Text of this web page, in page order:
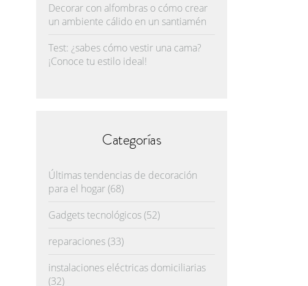
Decorar con alfombras o cómo crear
un ambiente cálido en un santiamén
Test: ¿sabes cómo vestir una cama?
¡Conoce tu estilo ideal!
Categorías
Últimas tendencias de decoración
para el hogar(68)
Gadgets tecnológicos(52)
reparaciones(33)
instalaciones eléctricas domiciliarias
(32)